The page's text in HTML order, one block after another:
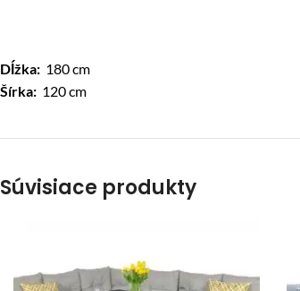
Dĺžka: 180 cm
Šírka: 120 cm
Súvisiace produkty